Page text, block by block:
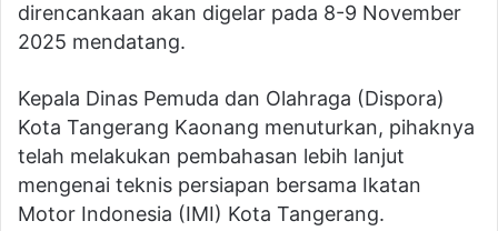
direncankaan akan digelar pada 8-9 November
2025 mendatang.
Kepala Dinas Pemuda dan Olahraga (Dispora)
Kota Tangerang Kaonang menuturkan, pihaknya
telah melakukan pembahasan lebih lanjut
mengenai teknis persiapan bersama Ikatan
Motor Indonesia (IMI) Kota Tangerang.